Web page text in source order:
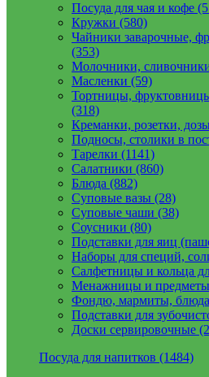
Посуда для чая и кофе
Кружки (580)
Чайники заварочные,
(353)
Молочники,
Масленки (59)
Тортницы,
(318)
Креманки, розетки,
Подносы, столики в
Тарелки (1141)
Салатники (860)
Блюда (882)
Суповые вазы (28)
Суповые чаши (38)
Соусники (80)
Подставки для яиц
Наборы для специй,
Салфетницы и кольца
Менажницы и предметы
Фондю, мармиты, блюда
Подставки для
Доски сервировочные
Посуда для напитков (1484)